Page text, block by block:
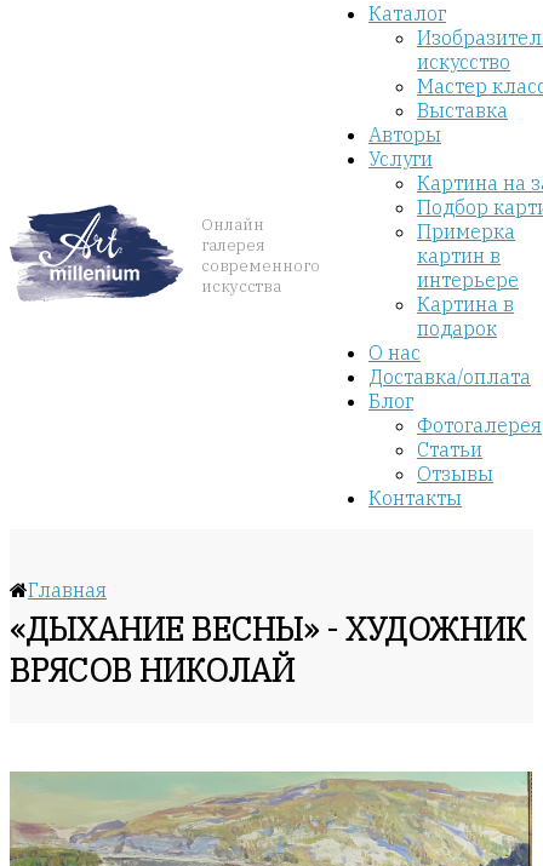
Онлайн
галерея
современного
искусства
Каталог
искусство
Мастер
Выставка
Авторы
Услуги
Картина на
Подбор
Примерка
картин в
интерьере
Картина в
подарок
О нас
Доставка/оплата
Блог
Фотогалерея
Статьи
Отзывы
Контакты
Главная
«ДЫХАНИЕ ВЕСНЫ» - ХУДОЖНИК
ВРЯСОВ НИКОЛАЙ